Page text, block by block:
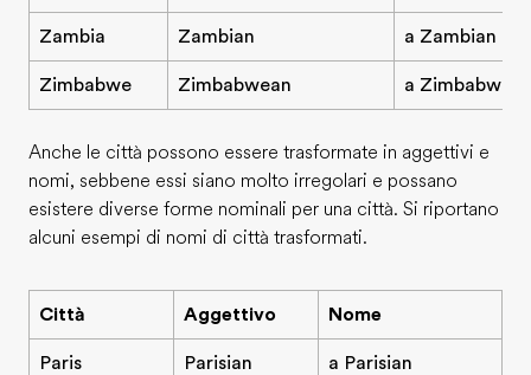
Zambia Zambian a Zambian
Zimbabwe Zimbabwean a
Anche le città possono essere trasformate in aggettivi e
nomi, sebbene essi siano molto irregolari e possano
esistere diverse forme nominali per una città. Si riportano
alcuni esempi di nomi di città trasformati.
Città Aggettivo Nome
Paris Parisian a Parisian